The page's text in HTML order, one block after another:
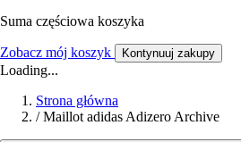
Suma częściowa koszyka
Zobacz mój koszyk Kontynuuj zakupy
Loading...
Strona główna
/ Maillot adidas Adizero Archive